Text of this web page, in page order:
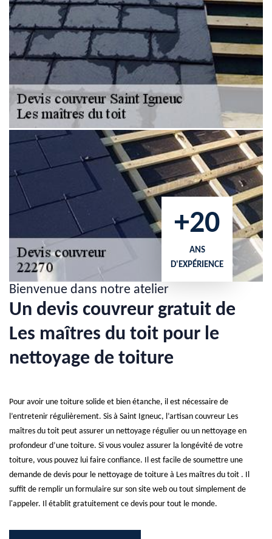
+20
ANS
D'EXPÉRIENCE
Bienvenue dans notre atelier
Un devis couvreur gratuit de
Les maîtres du toit pour le
nettoyage de toiture
Pour avoir une toiture solide et bien étanche, il est nécessaire de
l’entretenir régulièrement. Sis à Saint Igneuc, l’artisan couvreur Les
maîtres du toit peut assurer un nettoyage régulier ou un nettoyage en
profondeur d’une toiture. Si vous voulez assurer la longévité de votre
toiture, vous pouvez lui faire confiance. Il est facile de soumettre une
demande de devis pour le nettoyage de toiture à Les maîtres du toit . Il
suffit de remplir un formulaire sur son site web ou tout simplement de
l'appeler. Il établit gratuitement ce devis pour tout le monde.